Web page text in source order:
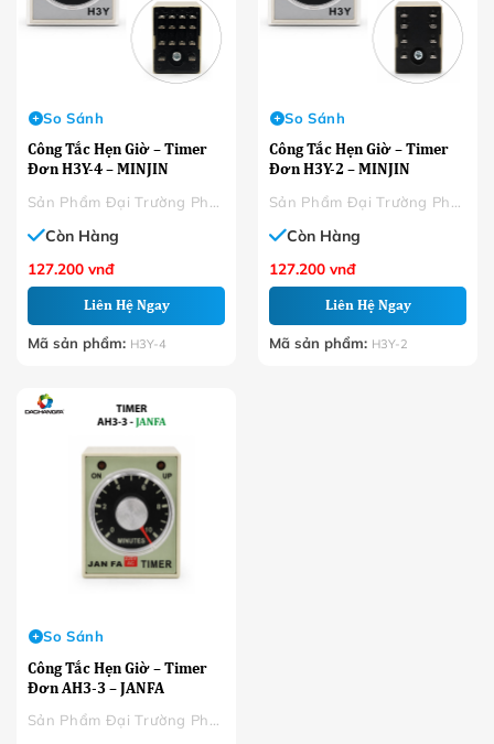
Công Tắc Hẹn Giờ – Timer
Đơn H3Y-4 – MINJIN
So Sánh
Còn Hàng
127.200 vnđ
Liên Hệ Ngay
Mã sản phẩm: H3Y-4
Công Tắc Hẹn Giờ – Timer
Đơn H3Y-2 – MINJIN
So Sánh
Còn Hàng
127.200 vnđ
Liên Hệ Ngay
Mã sản phẩm: H3Y-2
Sản Phẩm Đại Trường Phát
Công Tắc Hẹn Giờ – Timer
Đơn AH3-3 – JANFA
So Sánh